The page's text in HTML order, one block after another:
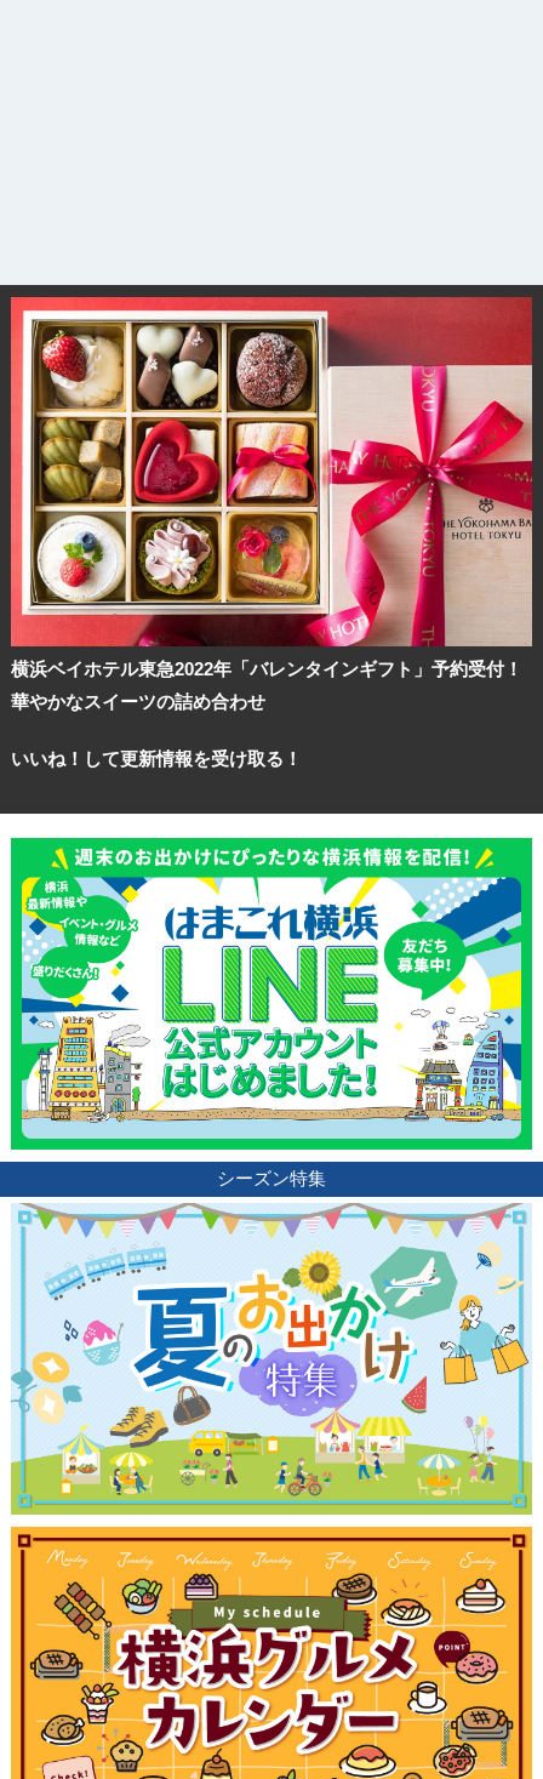
横浜ベイホテル東急2022年「バレンタインギフト」予約受付！
華やかなスイーツの詰め合わせ
いいね！して更新情報を受け取る！
シーズン特集
観光ガイド
ランキング
ブログ記事
サイトについて